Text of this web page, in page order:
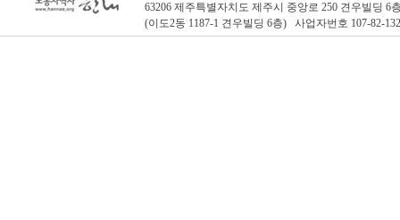
63206 제주특별자치도 제주시 중앙로 250 견우빌딩 6
(이도2동 1187-1 견우빌딩 6층) 사업자번호 107-82-